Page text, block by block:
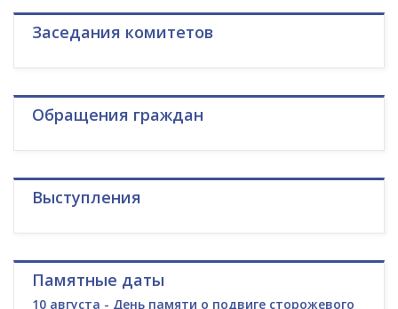
Заседания комитетов
Обращения граждан
Выступления
Памятные даты
10 августа - День памяти о подвиге сторожевого